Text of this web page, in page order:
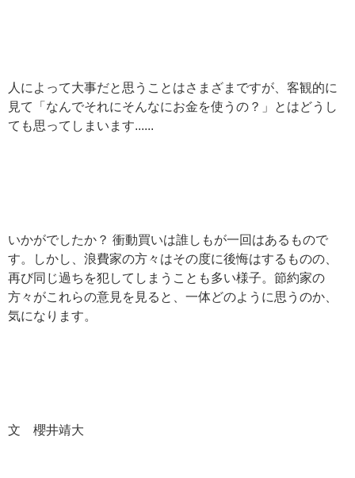
人によって大事だと思うことはさまざまですが、客観的に
見て「なんでそれにそんなにお金を使うの？」とはどうし
ても思ってしまいます......
いかがでしたか？ 衝動買いは誰しもが一回はあるもので
す。しかし、浪費家の方々はその度に後悔はするものの、
再び同じ過ちを犯してしまうことも多い様子。節約家の
方々がこれらの意見を見ると、一体どのように思うのか、
気になります。
文 櫻井靖大